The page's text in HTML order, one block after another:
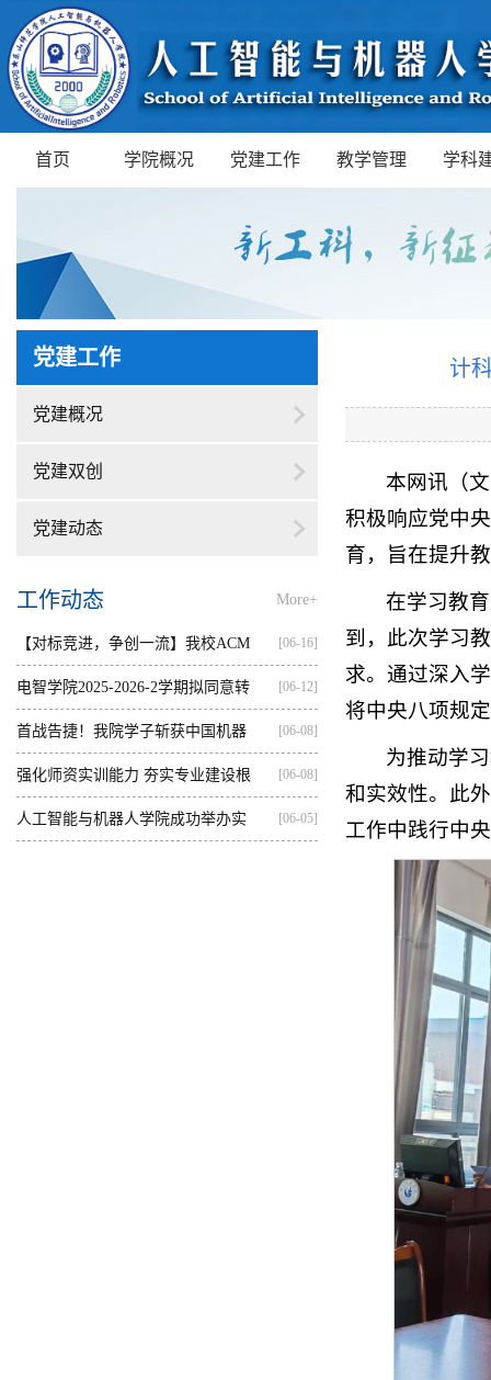
首页 学院概况 党建工作 教学管理 学科
党建工作
党建概况
党建双创
党建动态
工作动态 More+
【对标竞进，争创一流】我校ACM
集训...
[06-16]
电智学院2025-2026-2学期拟同意转
出...
[06-12]
首战告捷！我院学子斩获中国机器
人...
[06-08]
强化师资实训能力 夯实专业建设根
基...
[06-08]
人工智能与机器人学院成功举办实 [06-05]
计
本网讯（
积极响应党中
育，旨在提升
在学习教
到，此次学习
求。通过深入
将中央八项规
为推动学
和实效性。此
工作中践行中